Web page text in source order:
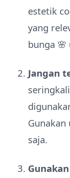
estetik
yang
bunga
Jangan
saja.